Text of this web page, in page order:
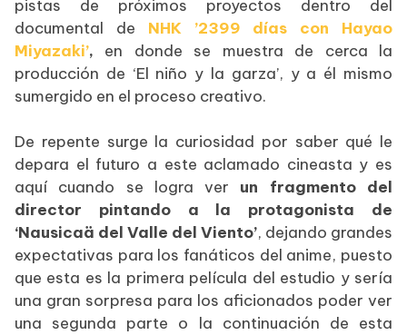
pistas de próximos proyectos dentro del
documental de NHK ’2399 días con Hayao
Miyazaki’, en donde se muestra de cerca la
producción de ‘El niño y la garza’, y a él mismo
sumergido en el proceso creativo.
De repente surge la curiosidad por saber qué le
depara el futuro a este aclamado cineasta y es
aquí cuando se logra ver un fragmento del
director pintando a la protagonista de
‘Nausicaä del Valle del Viento’, dejando grandes
expectativas para los fanáticos del anime, puesto
que esta es la primera película del estudio y sería
una gran sorpresa para los aficionados poder ver
una segunda parte o la continuación de esta